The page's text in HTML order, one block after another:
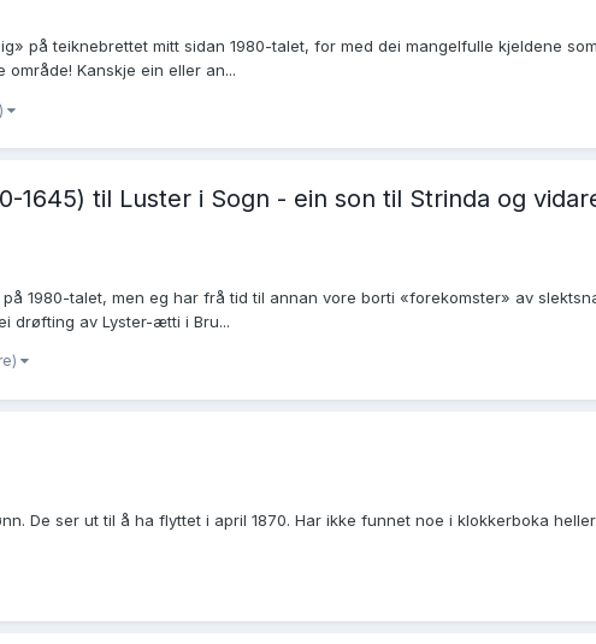
på teiknebrettet mitt sidan 1980-talet, for med dei mangelfulle kjeldene
Kanskje ein eller an...
1645) til Luster i Sogn - ein son til Strinda og
1980-talet, men eg har frå tid til annan vore borti «forekomster» av
drøfting av Lyster-ætti i Bru...
De ser ut til å ha flyttet i april 1870. Har ikke funnet noe i klokkerboka